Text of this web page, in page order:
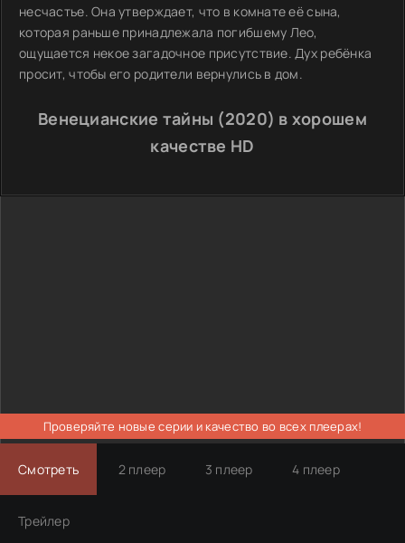
несчастье. Она утверждает, что в комнате её сына,
которая раньше принадлежала погибшему Лео,
ощущается некое загадочное присутствие. Дух ребёнка
просит, чтобы его родители вернулись в дом.
Венецианские тайны (2020) в хорошем
качестве HD
Проверяйте новые серии и качество во всех плеерах!
Смотреть 2 плеер 3 плеер 4 плеер
Трейлер